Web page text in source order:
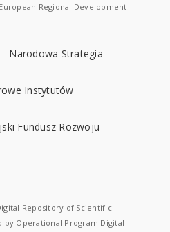
Regional Development
Repository of Scientific
by Operational Program Digital